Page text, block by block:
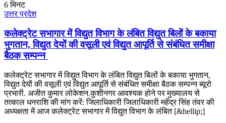
6मिनट
उत्तर प्रदेश
कलेक्ट्रेट सभागार में विद्युत विभाग के लंबित विद्युत बिलों के बकाया
भुगतान, विद्युत देयों की वसूली एवं विद्युत आपूर्ति से संबंधित समीक्षा
बैठक सम्पन्न
कलेक्ट्रेट सभागार में विद्युत विभाग के लंबित विद्युत बिलों के बकाया भुगतान,
विद्युत देयों की वसूली एवं विद्युत आपूर्ति से संबंधित समीक्षा बैठक सम्पन्न ब्यूरो
प्रभारी. अजीत कुमार लोकेशन.कुशीनगर आवश्यक होने पर मुख्यालय से
तत्काल धनराशि की मांग करें: जिलाधिकारी जिलाधिकारी महेंद्र सिंह तंवर की
अध्यक्षता में आज कलेक्ट्रेट सभागार में विद्युत विभाग के लंबित [&hellip;]